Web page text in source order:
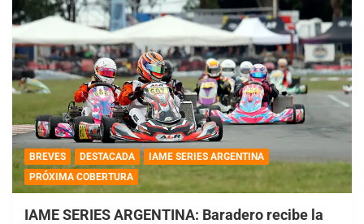
BREVES DESTACADA
IAME SERIES ARGENTINA
PRÓXIMA COBERTURA
IAME SERIES ARGENTINA: Baradero recibe la